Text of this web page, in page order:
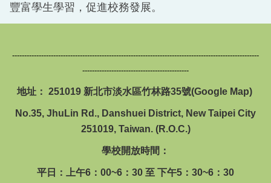
豐富學生學習，促進校務發展。
------------------------------------------------------------------------------------------------------
--------------------------------------------
地址： 251019 新北市淡水區竹林路35號(Google Map)
No.35, JhuLin Rd., Danshuei District, New Taipei City
251019, Taiwan. (R.O.C.)
學校開放時間：
平日：上午6：00~6：30 至 下午5：30~6：30